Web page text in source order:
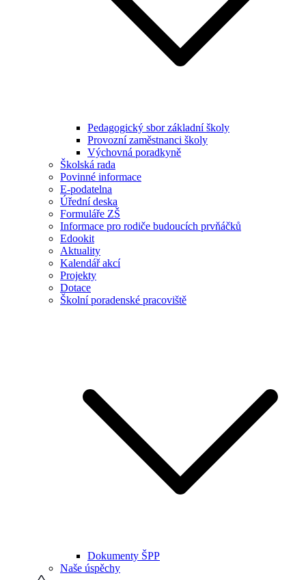
Pedagogický sbor základní školy
Provozní zaměstnanci školy
Výchovná poradkyně
Školská rada
Povinné informace
E-podatelna
Úřední deska
Formuláře ZŠ
Informace pro rodiče budoucích prvňáčků
Edookit
Aktuality
Kalendář akcí
Projekty
Dotace
Školní poradenské pracoviště
Dokumenty ŠPP
Naše úspěchy